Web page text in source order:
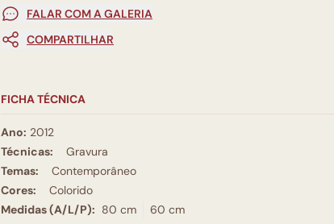
FALAR COM A GALERIA
COMPARTILHAR
FICHA TÉCNICA
Ano: 2012
Técnicas:
Gravura
Temas:
Contemporâneo
Cores:
Colorido
Medidas (A/L/P): 80 cm 60 cm